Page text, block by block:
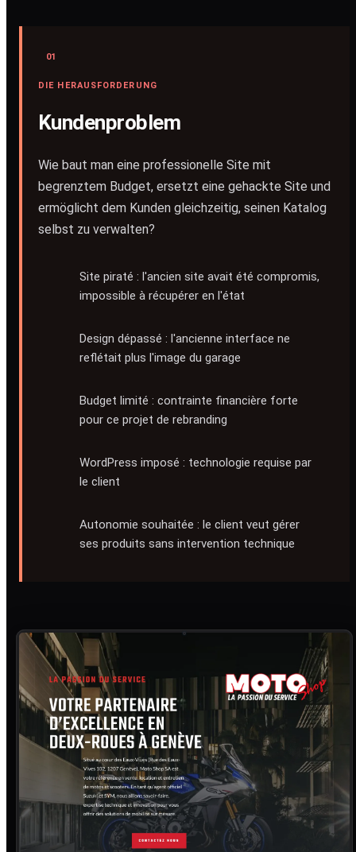
01
DIE HERAUSFORDERUNG
Kundenproblem
Wie baut man eine professionelle Site mit
begrenztem Budget, ersetzt eine gehackte Site und
ermöglicht dem Kunden gleichzeitig, seinen Katalog
selbst zu verwalten?
Site piraté : l'ancien site avait été compromis,
impossible à récupérer en l'état
Design dépassé : l'ancienne interface ne
reflétait plus l'image du garage
Budget limité : contrainte financière forte
pour ce projet de rebranding
WordPress imposé : technologie requise par
le client
Autonomie souhaitée : le client veut gérer
ses produits sans intervention technique